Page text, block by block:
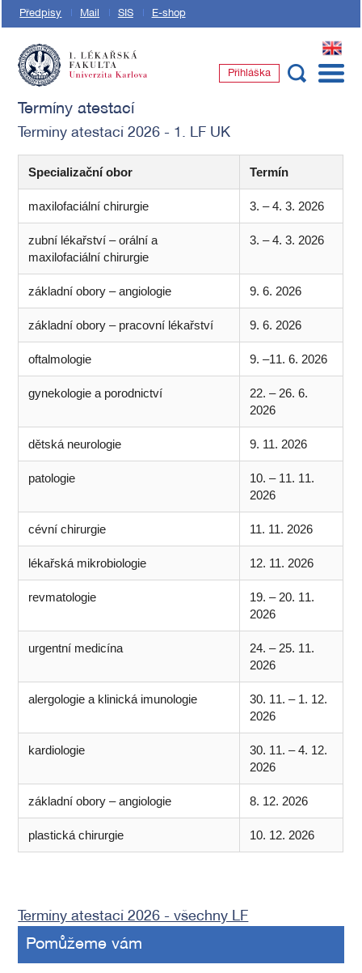
Předpisy Mail SIS E-shop
EN
Přihláška
Termíny atestací
Termíny atestací 2026 - 1. LF UK
Specializační obor Termín
maxilofaciální chirurgie 3. – 4. 3. 2026
zubní lékařství – orální a
maxilofaciální chirurgie
3. – 4. 3. 2026
základní obory – angiologie 9. 6. 2026
základní obory – pracovní lékařství 9. 6. 2026
oftalmologie 9. –11. 6. 2026
gynekologie a porodnictví
22. – 26. 6.
2026
dětská neurologie 9. 11. 2026
patologie
10. – 11. 11.
2026
cévní chirurgie 11. 11. 2026
lékařská mikrobiologie 12. 11. 2026
revmatologie
19. – 20. 11.
2026
urgentní medicína
24. – 25. 11.
2026
alergologie a klinická imunologie
30. 11. – 1. 12.
2026
kardiologie
30. 11. – 4. 12.
2026
základní obory – angiologie 8. 12. 2026
plastická chirurgie 10. 12. 2026
Termíny atestací 2026 - všechny LF
Pomůžeme vám